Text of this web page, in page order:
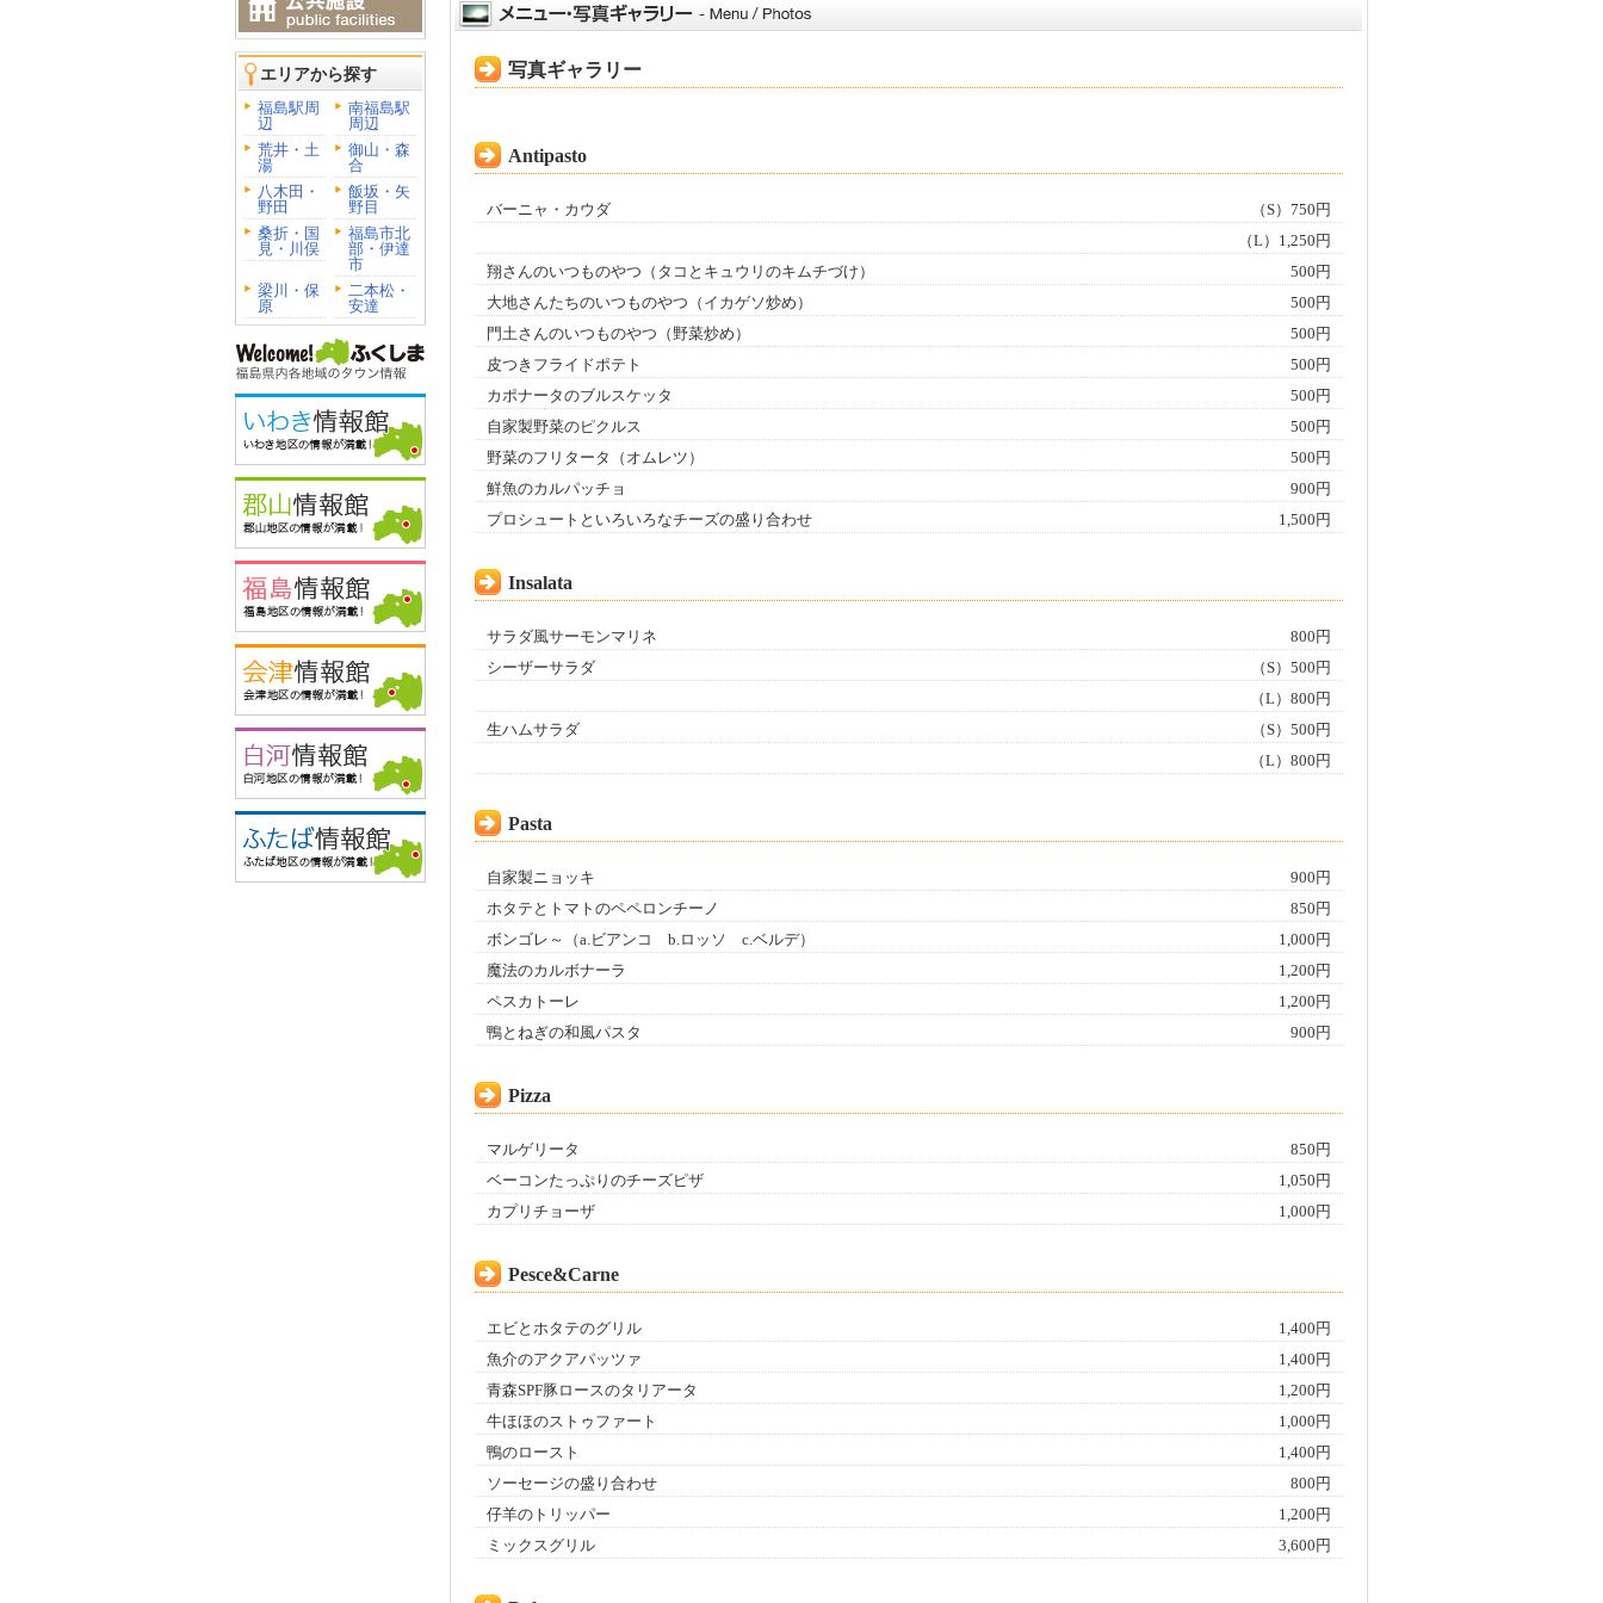
エリアから探す
福島駅周
辺
南福島駅
周辺
荒井・土
湯
御山・森
合
八木田・
野田
飯坂・矢
野目
桑折・国
見・川俣
福島市北
部・伊達
市
梁川・保
原
二本松・
安達
写真ギャラリー
Antipasto
バーニャ・カウダ
（S）750円
（L）1,250円
翔さんのいつものやつ（タコとキュウリのキムチづけ）
500円
大地さんたちのいつものやつ（イカゲソ炒め）
500円
門土さんのいつものやつ（野菜炒め）
500円
皮つきフライドポテト
500円
カポナータのブルスケッタ
500円
自家製野菜のピクルス
500円
野菜のフリタータ（オムレツ）
500円
鮮魚のカルパッチョ
900円
プロシュートといろいろなチーズの盛り合わせ
1,500円
Insalata
サラダ風サーモンマリネ
800円
シーザーサラダ
（S）500円
（L）800円
生ハムサラダ
（S）500円
（L）800円
Pasta
自家製ニョッキ
900円
ホタテとトマトのペペロンチーノ
850円
ボンゴレ～（a.ビアンコ b.ロッソ c.ベルデ）
1,000円
魔法のカルボナーラ
1,200円
ペスカトーレ
1,200円
鴨とねぎの和風パスタ
900円
Pizza
マルゲリータ
850円
ベーコンたっぷりのチーズピザ
1,050円
カプリチョーザ
1,000円
Pesce&Carne
エビとホタテのグリル
1,400円
魚介のアクアパッツァ
1,400円
青森SPF豚ロースのタリアータ
1,200円
牛ほほのストゥファート
1,000円
鴨のロースト
1,400円
ソーセージの盛り合わせ
800円
仔羊のトリッパー
1,200円
ミックスグリル
3,600円